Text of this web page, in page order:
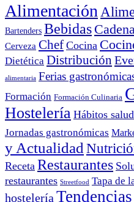
Alimentación
Bartenders Bebidas
Cerveza Chef Cocina
Dietética Distribución
alimentaria Ferias
Formación Formación Culinaria
Hostelería Hábitos
Jornadas gastronómicas
y Actualidad
Receta Restaurantes
restaurantes Streetfood Tapa de
hostelería Tendencias